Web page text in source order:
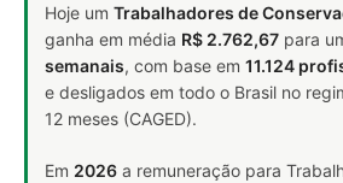
Hoje um Trabalhadores de
ganha em média R$ 2.762,67 para
semanais, com base em 11.124
e desligados em todo o Brasil no
12 meses (CAGED).
Em 2026 a remuneração para